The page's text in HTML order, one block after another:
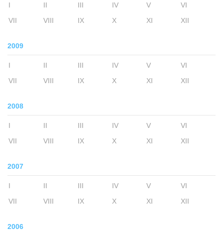
I II III IV V
VI
VII
VIII IX X XI XII
2009
I II III IV V
VI
VII
VIII IX X XI XII
2008
I II III IV V
VI
VII
VIII IX X XI XII
2007
I II III IV V
VI
VII
VIII IX X XI XII
2006